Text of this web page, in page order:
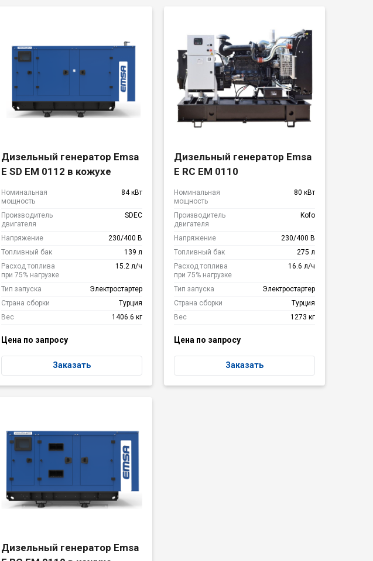
Дизельный генератор Emsa
E SD EM 0112 в кожухе
Номинальная
мощность
84 кВт
Производитель
двигателя
SDEC
Напряжение
230/400 В
Топливный бак
139 л
Расход топлива
при 75% нагрузке
15.2 л/ч
Тип запуска
Электростартер
Страна сборки
Турция
Вес
1406.6 кг
Цена по запросу
Заказать
Дизельный генератор Emsa
E RC EM 0110
Номинальная
мощность
80 кВт
Производитель
двигателя
Kofo
Напряжение
230/400 В
Топливный бак
275 л
Расход топлива
при 75% нагрузке
16.6 л/ч
Тип запуска
Электростартер
Страна сборки
Турция
Вес
1273 кг
Цена по запросу
Заказать
Дизельный генератор Emsa